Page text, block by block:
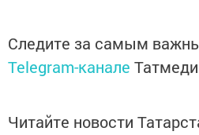
Следите за самым
Telegram-канале
Читайте новости